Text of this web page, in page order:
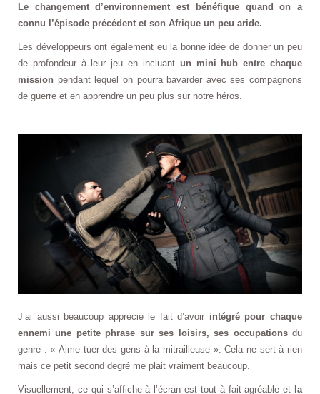
Le changement d’environnement est bénéfique quand on a
connu l’épisode précédent et son Afrique un peu aride.
Les développeurs ont également eu la bonne idée de donner un peu
de profondeur à leur jeu en incluant un mini hub entre chaque
mission pendant lequel on pourra bavarder avec ses compagnons
de guerre et en apprendre un peu plus sur notre héros.
J’ai aussi beaucoup apprécié le fait d’avoir intégré pour chaque
ennemi une petite phrase sur ses loisirs, ses occupationsdu
genre : « Aime tuer des gens à la mitrailleuse ». Cela ne sert à rien
mais ce petit second degré me plait vraiment beaucoup.
Visuellement, ce qui s’affiche à l’écran est tout à fait agréable et la